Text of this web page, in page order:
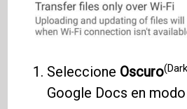
Seleccione Oscuro
Google Docs en